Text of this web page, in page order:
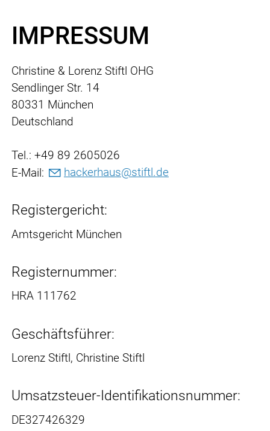
IMPRESSUM
Christine & Lorenz Stiftl OHG
Sendlinger Str. 14
80331 München
Deutschland
Tel.: +49 89 2605026
E-Mail:
h ck rh s stftl d
Registergericht:
Amtsgericht München
Registernummer:
HRA 111762
Geschäftsführer:
Lorenz Stiftl, Christine Stiftl
Umsatzsteuer-Identifikationsnummer:
DE327426329